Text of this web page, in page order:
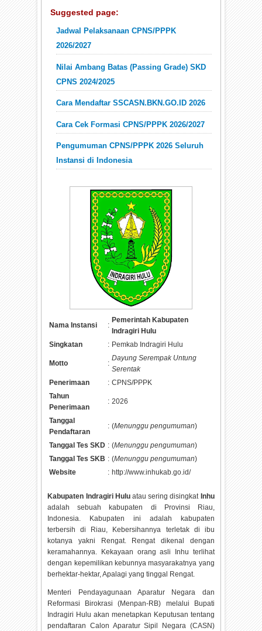
Suggested page:
Jadwal Pelaksanaan CPNS/PPPK
2026/2027
Nilai Ambang Batas (Passing Grade) SKD
CPNS 2024/2025
Cara Mendaftar SSCASN.BKN.GO.ID 2026
Cara Cek Formasi CPNS/PPPK 2026/2027
Pengumuman CPNS/PPPK 2026 Seluruh
Instansi di Indonesia
Nama Instansi :
Pemerintah Kabupaten
Indragiri Hulu
Singkatan
: Pemkab Indragiri Hulu
Motto :
Dayung Serempak Untung
Serentak
Penerimaan
: CPNS/PPPK
Tahun
Penerimaan
: 2026
Tanggal
Pendaftaran
: (Menunggu pengumuman)
Tanggal Tes SKD : (Menunggu pengumuman)
Tanggal Tes SKB : (Menunggu pengumuman)
Website
: http://www.inhukab.go.id/
Kabupaten Indragiri Huluatau sering disingkat Inhu
adalah sebuah kabupaten di Provinsi Riau,
Indonesia. Kabupaten ini adalah kabupaten
terbersih di Riau, Kebersihannya terletak di ibu
kotanya yakni Rengat. Rengat dikenal dengan
keramahannya. Kekayaan orang asli Inhu terlihat
dengan kepemilikan kebunnya masyarakatnya yang
berhektar-hektar, Apalagi yang tinggal Rengat.
Menteri Pendayagunaan Aparatur Negara dan
Reformasi Birokrasi (Menpan-RB) melalui Bupati
Indragiri Hulu akan menetapkan Keputusan tentang
pendaftaran Calon Aparatur Sipil Negara (CASN)